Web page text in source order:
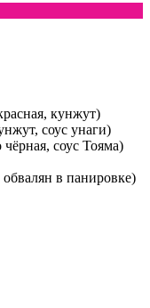
кунжут)
соус унаги)
соус Тояма)
в панировке)